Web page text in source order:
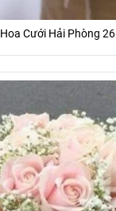
Hoa Cưới Hải Phòng 26